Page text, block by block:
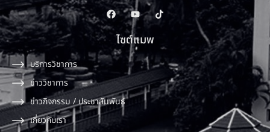
ไซต์แมพ
บริการวิชาการ
ข่าววิชาการ
ข่าวกิจกรรม / ประชาสัมพันธ์
เกี่ยวกับเรา